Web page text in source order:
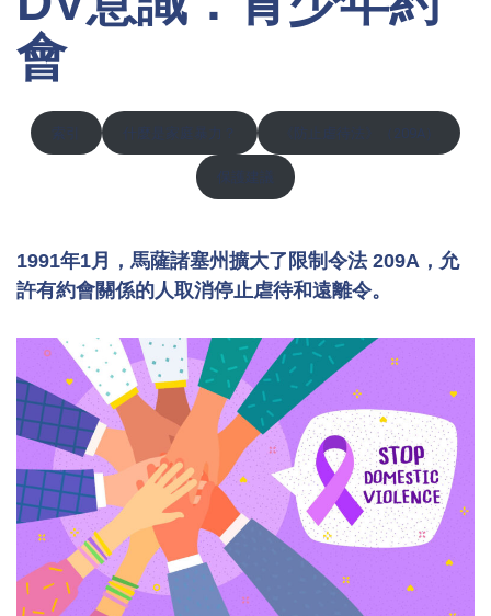
會
索引 什麼是家庭暴力？ 《防止虐待法》（209A）
保護建議
1991年1月，馬薩諸塞州擴大了限制令法 209A，允
許有約會關係的人取消停止虐待和遠離令。